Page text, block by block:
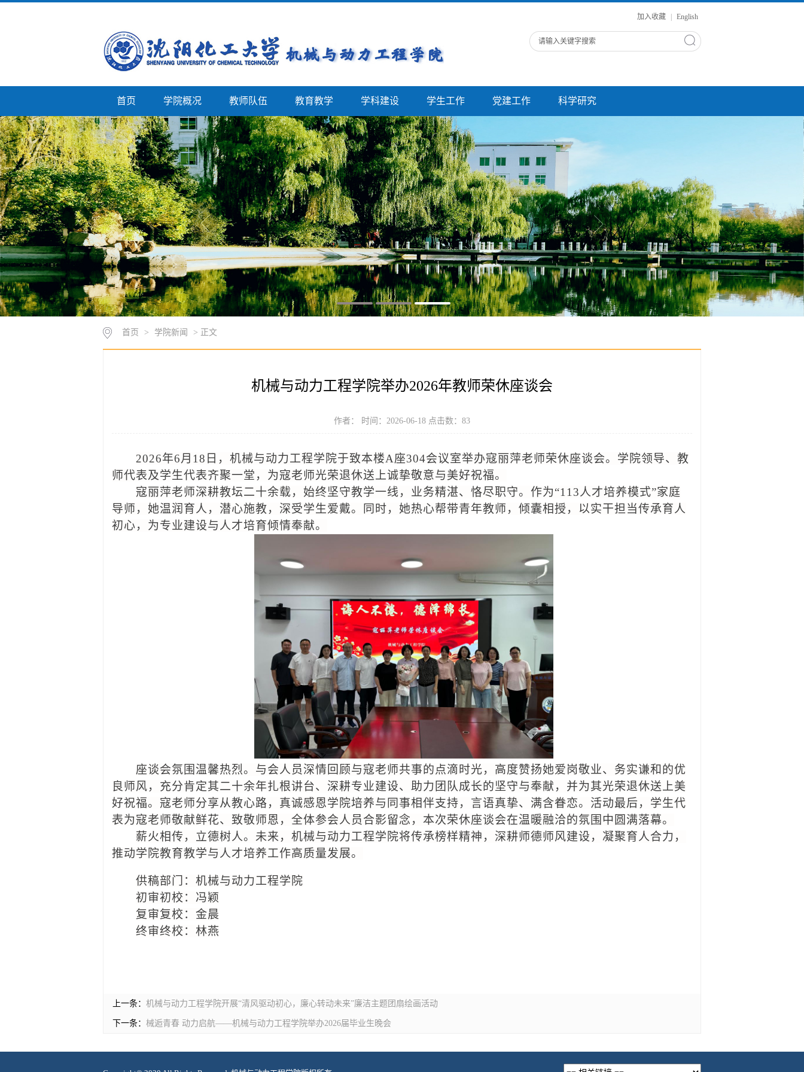
加入收藏 English
首页 学院概况 教师队伍 教育教学 学科建设 学生工作 党建工作 科学研究
首页 > 学院新闻 > 正文
机械与动力工程学院举办2026年教师荣休座谈会
作者： 时间：2026-06-18 点击数： 83
2026年6月 18 日，机械与动力工程学院于致本楼A座304会议室举办寇丽萍老师荣休座谈会。学院领导、教
师代表及学生代表齐聚一堂 ， 为寇老师光荣退休送上诚挚敬意与美好祝福。
寇丽萍老师深耕教坛二十余载， 始终坚守教学一线，业务精湛、恪尽职守。 作为“113人才培养模式”家庭
导师，她温润育人，潜心施教， 深受学生爱戴。同时，她热心帮带青年教师， 倾囊相授 ，以实干担当传承育人
初心，为专业建设与人才培育倾情奉献。
座谈会氛围温馨热烈。与会人员深情回顾与寇老师共事的点滴 时光， 高度赞扬她爱岗敬业、 务实谦和 的优
良师风， 充分肯定其二十余年扎根讲台、深耕专业建设、助力团队成长的坚守与奉献， 并为其光荣退休送上美
好祝福。寇老师分享从教心路， 真诚感恩学院培养与同事相伴支持，言语真挚、满含眷恋。活动最后，学生代
表为寇老师敬献鲜花、致敬师恩 ，全体参会人员合影留念，本次荣休座谈会在温暖融洽的氛围中圆满落幕。
薪火相传，立德树人。未来 ， 机械与动力工程学院将传承榜样精神，深耕师德师风建设，凝聚育人合力，
推动学院教育教学与人才培养工作高质量发展。
供稿部门：机械与动力工程学院
初审初校：冯颖
复审复校：金晨
终审终校：林燕
上一条： 机械与动力工程学院开展“清风驱动初心，廉心转动未来”廉洁主题团扇绘画活动
下一条： 械逅青春 动力启航——机械与动力工程学院举办2026届毕业生晚会